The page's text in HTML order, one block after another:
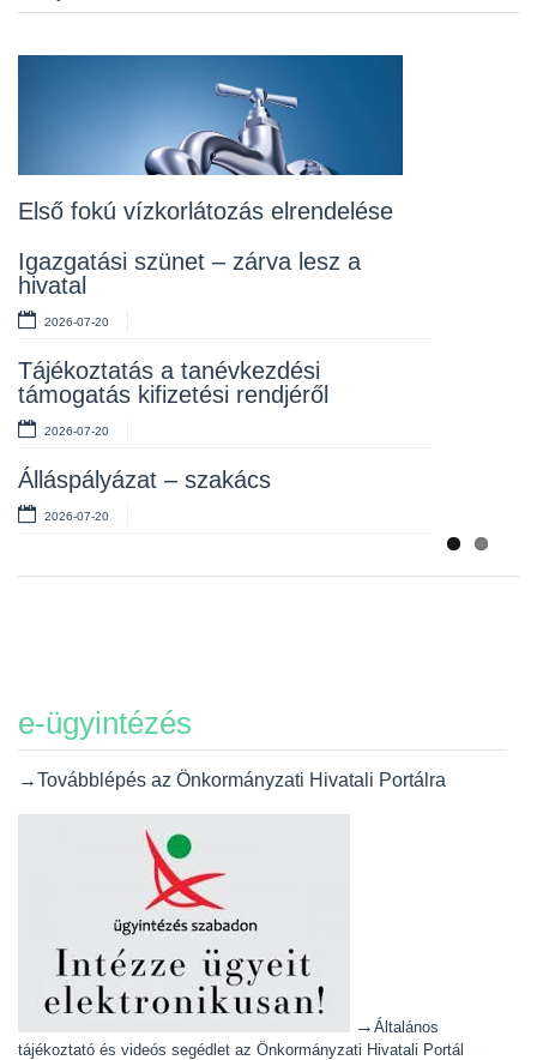
Első fokú vízkorlátozás elrendelése
Igazgatási szünet – zárva lesz a
hivatal
2026-07-20
Tájékoztatás a tanévkezdési
támogatás kifizetési rendjéről
2026-07-20
Álláspályázat – szakács
2026-07-20
Álláspályázat – konyhai kisegítő
Lakossági fórum az Erzsébet téri
2026-07-10
Rendelet kihirdetése
2026-07-10
Álláspályázat – takarító
2026-07-06
e-ügyintézés
→Továbblépés az Önkormányzati Hivatali Portálra
→ Általános
tájékoztató és videós segédlet az Önkormányzati Hivatali Portál